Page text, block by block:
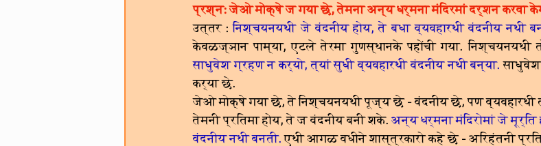
प्रश्न: जेओ मोक्षे ज गया छे, तेमना अन्य धर्मना मंदिरमां दर्शन करवा
उत्तर : निश्चयनयथी जे वंदनीय होय, ते बधा व्यवहारथी वंदनीय नथी
केवळज्ञान पाम्या, एटले तेरमा गुणस्थानके पहोंची गया. निश्चयनयथी
साधुवेश ग्रहण न कर्यो, त्यां सुधी व्यवहारथी वंदनीय नथी बन्या.
कर्या छे.
जेओ मोक्षे गया छे, ते निश्चयनयथी पूज्य छे - वंदनीय छे, पण व्यवहारथी
तेमनी प्रतिमा होय, ते ज वंदनीय बनी शके.अन्य धर्मना मंदिरोमां जे
वंदनीय नथी बनती. एथी आगळ वधीने शास्त्रकारो कहे छे - अरिहंतनी